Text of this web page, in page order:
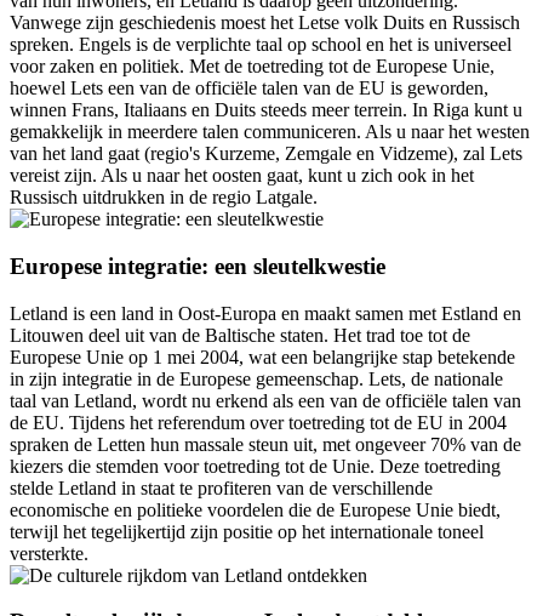
Vanwege zijn geschiedenis moest het Letse volk Duits en Russisch
spreken. Engels is de verplichte taal op school en het is universeel
voor zaken en politiek. Met de toetreding tot de Europese Unie,
hoewel Lets een van de officiële talen van de EU is geworden,
winnen Frans, Italiaans en Duits steeds meer terrein. In Riga kunt u
gemakkelijk in meerdere talen communiceren. Als u naar het westen
van het land gaat (regio's Kurzeme, Zemgale en Vidzeme), zal Lets
vereist zijn. Als u naar het oosten gaat, kunt u zich ook in het
Russisch uitdrukken in de regio Latgale.
Europese integratie: een sleutelkwestie
Letland is een land in Oost-Europa en maakt samen met Estland en
Litouwen deel uit van de Baltische staten. Het trad toe tot de
Europese Unie op 1 mei 2004, wat een belangrijke stap betekende
in zijn integratie in de Europese gemeenschap. Lets, de nationale
taal van Letland, wordt nu erkend als een van de officiële talen van
de EU. Tijdens het referendum over toetreding tot de EU in 2004
spraken de Letten hun massale steun uit, met ongeveer 70% van de
kiezers die stemden voor toetreding tot de Unie. Deze toetreding
stelde Letland in staat te profiteren van de verschillende
economische en politieke voordelen die de Europese Unie biedt,
terwijl het tegelijkertijd zijn positie op het internationale toneel
versterkte.